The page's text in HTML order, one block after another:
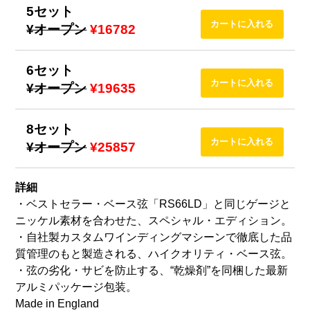
5セット
¥オープン ¥16782
6セット
¥オープン ¥19635
8セット
¥オープン ¥25857
詳細
・ベストセラー・ベース弦「RS66LD」と同じゲージと
ニッケル素材を合わせた、スペシャル・エディション。
・自社製カスタムワインディングマシーンで徹底した品
質管理のもと製造される、ハイクオリティ・ベース弦。
・弦の劣化・サビを防止する、“乾燥剤”を同梱した最新
アルミパッケージ包装。
Made in England